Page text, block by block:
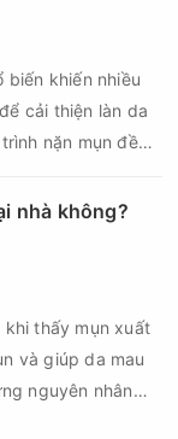
biến khiến nhiều
cải thiện làn da
nặn mụn đều
thời điểm, làn da
sau mụn và thậm
và một quy trình
nhà không?
thấy mụn xuất
và giúp da mau
nguyên nhân